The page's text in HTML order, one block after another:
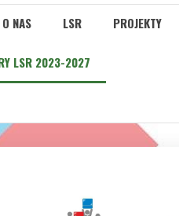
O NAS LSR PROJEKTY
LSR 2023-2027